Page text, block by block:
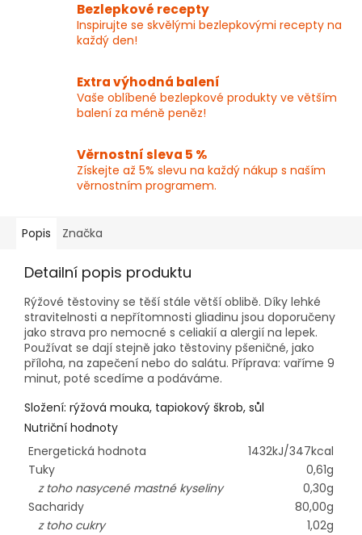
Bezlepkové recepty
Inspirujte se skvělými bezlepkovými recepty na
každý den!
Extra výhodná balení
Vaše oblíbené bezlepkové produkty ve větším
balení za méně peněz!
Věrnostní sleva 5 %
Získejte až 5% slevu na každý nákup s naším
věrnostním programem.
Popis Značka
Detailní popis produktu
Rýžové těstoviny se těší stále větší oblibě. Díky lehké
stravitelnosti a nepřítomnosti gliadinu jsou doporučeny
jako strava pro nemocné s celiakií a alergií na lepek.
Používat se dají stejně jako těstoviny pšeničné, jako
příloha, na zapečení nebo do salátu. Příprava: vaříme 9
minut, poté scedíme a podáváme.
Složení: rýžová mouka, tapiokový škrob, sůl
Nutriční hodnoty
Energetická hodnota
1432kJ/347kcal
Tuky
0,61g
z toho nasycené mastné kyseliny
0,30g
Sacharidy
80,00g
z toho cukry
1,02g